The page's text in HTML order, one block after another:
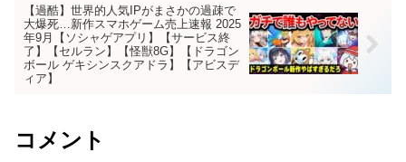
【過酷】世界的人気IPがまさかの過疎で
大爆死…新作スマホゲーム売上速報 2025
年9月【ソシャゲアプリ】【サービス終
了】【セルラン】【怪獣8G】【ドラゴン
ボール ゲキシンスクアドラ】【アビスデ
ィア】
コメント